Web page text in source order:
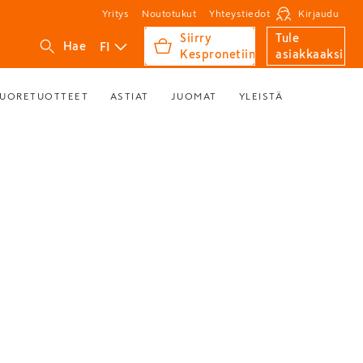
Yritys Noutotukut Yhteystiedot Kirjaudu
Hae FI
Siirry
Kespronetiin
Tule
asiakkaaksi
ASTIAT JUOMAT YLEISTÄ